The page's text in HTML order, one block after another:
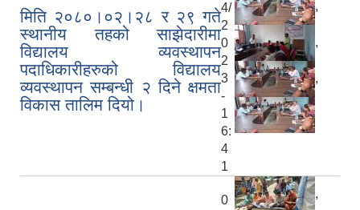
मिति २०८०।०२।२८ र २९ गते
स्थानीय तहको साझेदारीमा
विद्यालय व्यवस्थापन
पदाधिकारीहरुको विद्यालय
व्यवस्थापन सम्बन्धी २ दिने क्षमता
विकास तालिम दियो।
4/
2
0
2
3
-
1
6:
4
1
,
,
,
0
,